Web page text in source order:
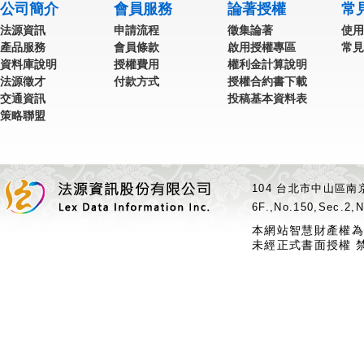
公司簡介
法源資訊
產品服務
資料庫說明
法源徵才
交通資訊
策略聯盟
會員服務
申請流程
會員條款
授權費用
付款方式
論著授權
徵集論著
啟用授權專區
權利金計算說明
授權合約書下載
投稿基本資料表
常
使
常
104 台北市中山區
本網站智慧財產權
未經正式書面授權